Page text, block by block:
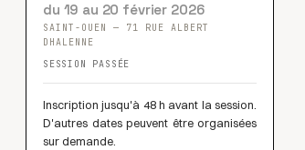
du 19 au 20 février 2026
SAINT-OUEN — 71 RUE ALBERT
DHALENNE
SESSION PASSÉE
Inscription jusqu'à 48 h avant la session.
D'autres dates peuvent être organisées
sur demande.